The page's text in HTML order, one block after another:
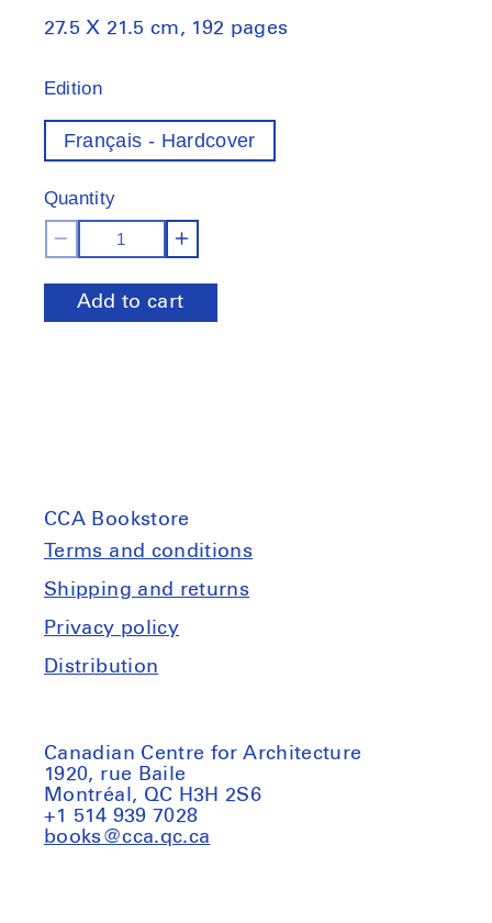
27.5 X 21.5 cm, 192 pages
Edition
Français - Hardcover
Quantity
Decrease
quantity
for
formes
Increase
quantity
for
formes
Add to cart
CCA Bookstore
Terms and conditions
Shipping and returns
Privacy policy
Distribution
Canadian Centre for Architecture
1920, rue Baile
Montréal, QC H3H 2S6
+1 514 939 7028
books@cca.qc.ca